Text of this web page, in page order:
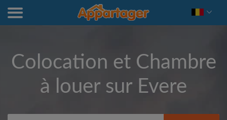
Colocation et Chambre
à louer sur Evere